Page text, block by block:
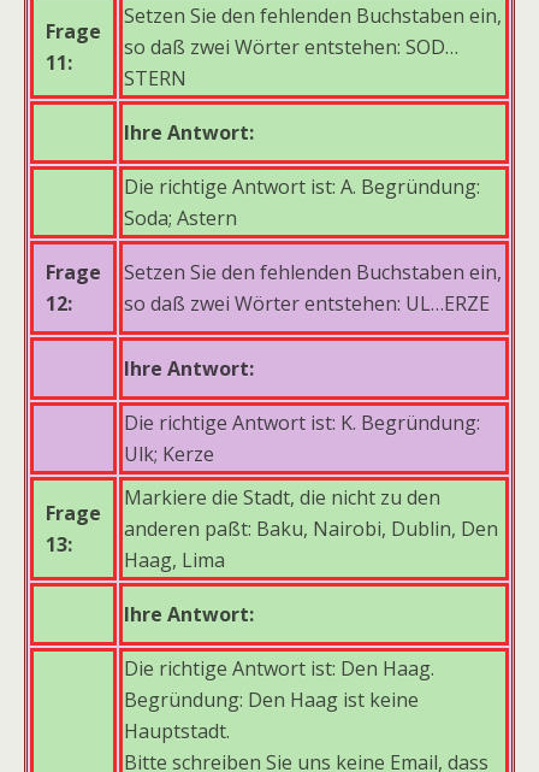
Frage
11:
Setzen Sie den fehlenden Buchstaben ein,
so daß zwei Wörter entstehen: SOD…
STERN
Ihre Antwort:
Die richtige Antwort ist: A. Begründung:
Soda; Astern
Frage
12:
Setzen Sie den fehlenden Buchstaben ein,
so daß zwei Wörter entstehen: UL…ERZE
Ihre Antwort:
Die richtige Antwort ist: K. Begründung:
Ulk; Kerze
Frage
13:
Markiere die Stadt, die nicht zu den
anderen paßt: Baku, Nairobi, Dublin, Den
Haag, Lima
Ihre Antwort:
Die richtige Antwort ist: Den Haag.
Begründung: Den Haag ist keine
Hauptstadt.
Bitte schreiben Sie uns keine Email, dass